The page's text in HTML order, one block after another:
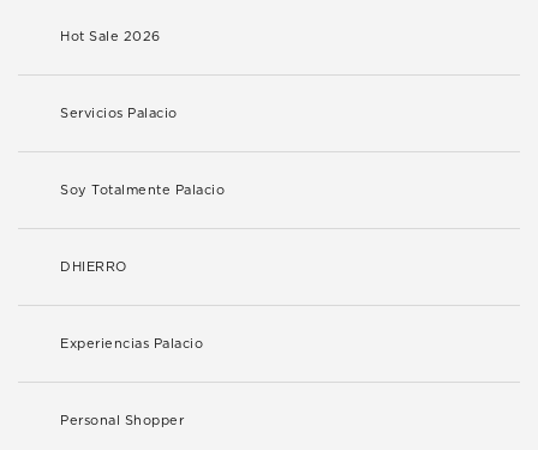
Hot Sale 2026
Servicios Palacio
Soy Totalmente Palacio
DHIERRO
Experiencias Palacio
Personal Shopper